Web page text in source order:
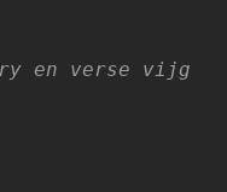
en verse vijg